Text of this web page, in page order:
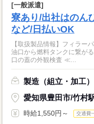
[一般派遣]
寮あり/出社はのん
など/日払いOK
【取扱製品情報】フィラー
油口から燃料タンクに繋が
口の蓋の外観検査 ≪...
製造（組立・加工）
愛知県豊田市/竹村
時給1,550円～ 交通費